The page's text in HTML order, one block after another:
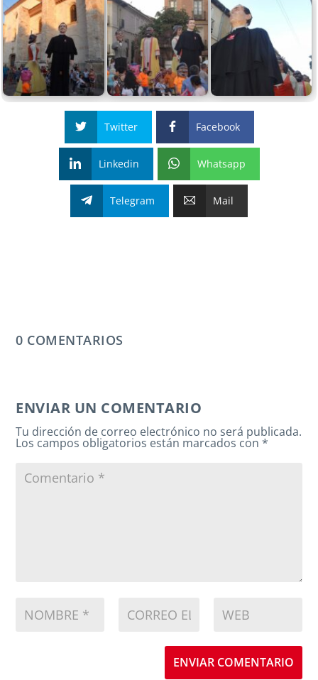
Twitter Facebook
Linkedin Whatsapp
Telegram Mail
0 COMENTARIOS
ENVIAR UN COMENTARIO
Tu dirección de correo electrónico no será publicada.
Los campos obligatorios están marcados con*
ENVIAR COMENTARIO